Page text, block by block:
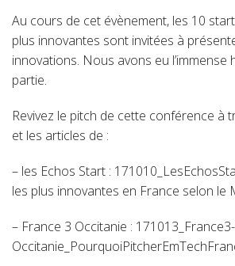
Au cours de cet évènement, les 10
plus innovantes sont invitées à
innovations. Nous avons eu l’immense
partie.
Revivez le pitch de cette conférence à
et les articles de :
– les Echos Start :
les plus innovantes en France selon le
– France 3 Occitanie : 171013_France3-